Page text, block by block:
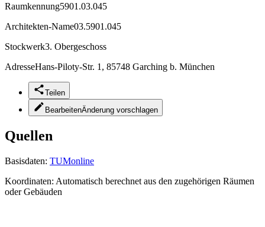
Raumkennung5901.03.045
Architekten-Name03.5901.045
Stockwerk3. Obergeschoss
AdresseHans-Piloty-Str. 1, 85748 Garching b. München
Teilen
BearbeitenÄnderung vorschlagen
Quellen
Basisdaten: TUMonline
Koordinaten: Automatisch berechnet aus den zugehörigen Räumen
oder Gebäuden